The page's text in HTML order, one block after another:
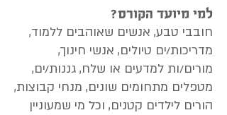
למי מיועד הקורס?
חובבי טבע, אנשים שאוהבים ללמוד,
מדריכות/ים טיולים, אנשי חינוך,
מורים/ות למדעים או שלח, גננות/ים,
מטפלים מתחומים שונים, מנחי קבוצות,
הורים לילדים קטנים, וכל מי שמעוניין